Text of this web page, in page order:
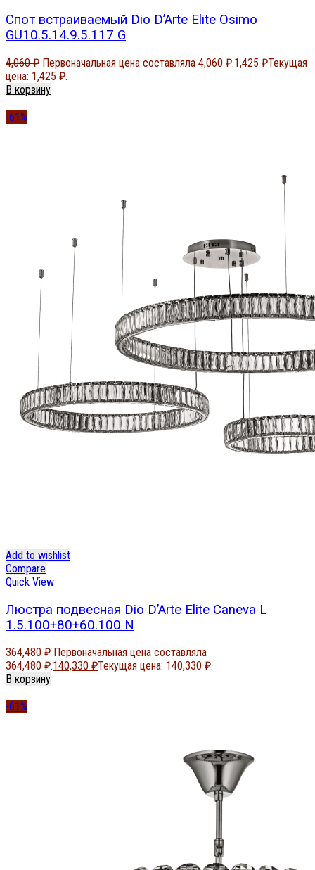
Спот встраиваемый Dio D’Arte Elite Osimo
GU10.5.14.9.5.117 G
4,060₽ Первоначальная цена составляла 4,060 ₽.1,425 ₽Текущая
цена: 1,425 ₽.
В корзину
-61%
Add to wishlist
Compare
Quick View
Люстра подвесная Dio D’Arte Elite Caneva L
1.5.100+80+60.100 N
364,480₽ Первоначальная цена составляла
364,480 ₽.140,330 ₽Текущая цена: 140,330 ₽.
В корзину
-61%